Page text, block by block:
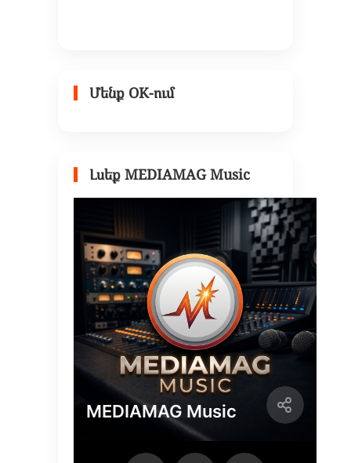
Մենք OK-ում
Լսեք MEDIAMAG Music